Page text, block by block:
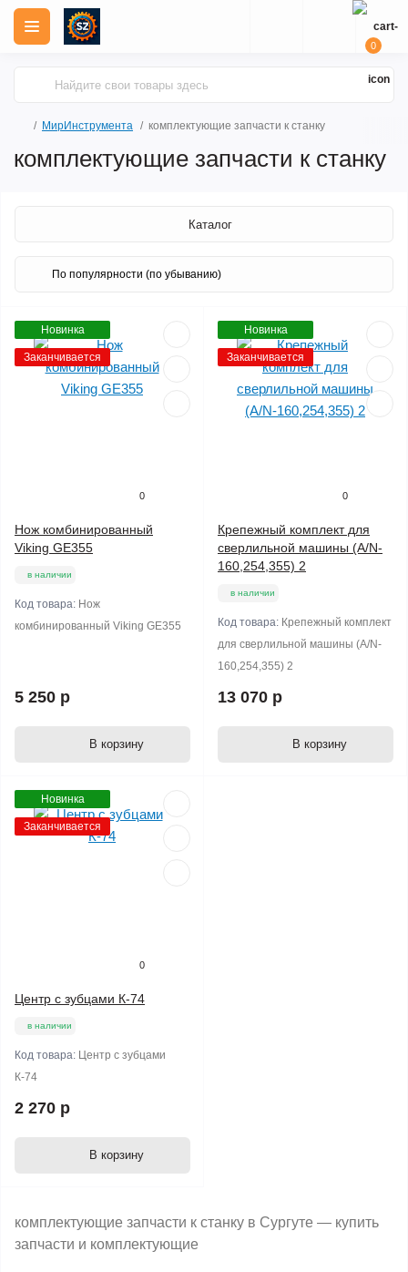
0
МирИнструмента комплектующие запчасти к станку
комплектующие запчасти к станку
Каталог
Новинка
Заканчивается
0
Нож комбинированный
Viking GE355
в наличии
Код товара: Нож
комбинированный Viking GE355
5 250 р
В корзину
Новинка
Заканчивается
0
Крепежный комплект для
сверлильной машины (A/N-
160,254,355) 2
в наличии
Код товара: Крепежный комплект
для сверлильной машины (A/N-
160,254,355) 2
13 070 р
В корзину
Новинка
Заканчивается
0
Центр с зубцами К-74
в наличии
Код товара: Центр с зубцами
К-74
2 270 р
В корзину
комплектующие запчасти к станку в Сургуте — купить
запчасти и комплектующие